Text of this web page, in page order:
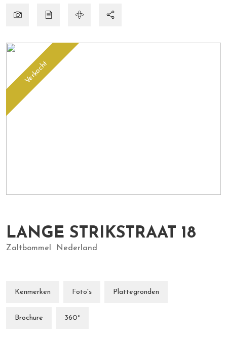
Verkocht
LANGE STRIKSTRAAT 18
Zaltbommel Nederland
Kenmerken Foto's Plattegronden
Brochure 360°